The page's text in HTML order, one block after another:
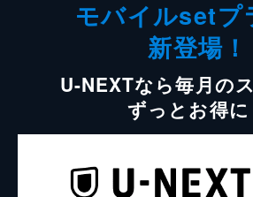
モバイルsetプ
新登場！
U-NEXTなら毎月の
ずっとお得に